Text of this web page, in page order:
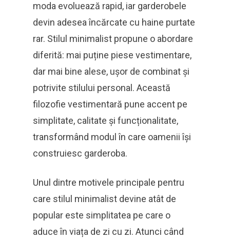
moda evoluează rapid, iar garderobele
devin adesea încărcate cu haine purtate
rar. Stilul minimalist propune o abordare
diferită: mai puține piese vestimentare,
dar mai bine alese, ușor de combinat și
potrivite stilului personal. Această
filozofie vestimentară pune accent pe
simplitate, calitate și funcționalitate,
transformând modul în care oamenii își
construiesc garderoba.
Unul dintre motivele principale pentru
care stilul minimalist devine atât de
popular este simplitatea pe care o
aduce în viața de zi cu zi. Atunci când